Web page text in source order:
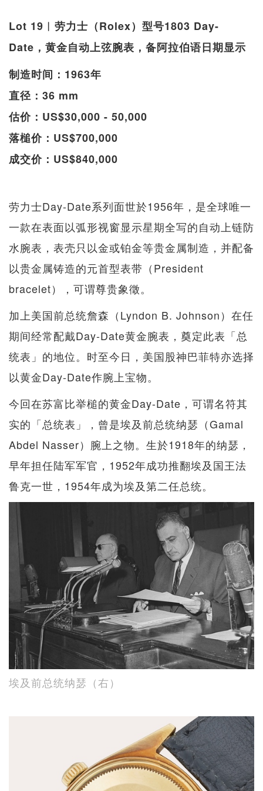
Lot 19︱劳力士（Rolex）型号1803 Day-
Date，黄金自动上弦腕表，备阿拉伯语日期显示
制造时间：1963年
直径：36 mm
估价：US$30,000 - 50,000
落槌价：US$700,000
成交价：US$840,000
劳力士Day-Date系列面世於1956年，是全球唯一
一款在表面以弧形视窗显示星期全写的自动上链防
水腕表，表壳只以金或铂金等贵金属制造，并配备
以贵金属铸造的元首型表带（President
bracelet），可谓尊贵象徵。
加上美国前总统詹森（Lyndon B. Johnson）在任
期间经常配戴Day-Date黄金腕表，奠定此表「总
统表」的地位。时至今日，美国股神巴菲特亦选择
以黄金Day-Date作腕上宝物。
今回在苏富比举槌的黄金Day-Date，可谓名符其
实的「总统表」，曾是埃及前总统纳瑟（Gamal
Abdel Nasser）腕上之物。生於1918年的纳瑟，
早年担任陆军军官，1952年成功推翻埃及国王法
鲁克一世，1954年成为埃及第二任总统。
埃及前总统纳瑟（右）